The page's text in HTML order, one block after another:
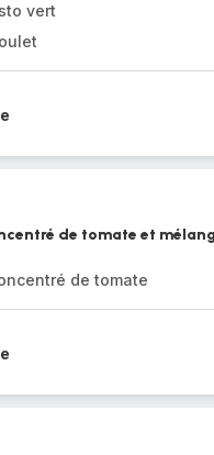
vert
de tomate et
de tomate